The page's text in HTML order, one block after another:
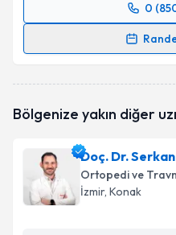
0
Randevu Takvimi
oluşturun. Size bu
Bölgenize yakın diğer
Doç. Dr.
Ortopedi ve
İzmir, Konak